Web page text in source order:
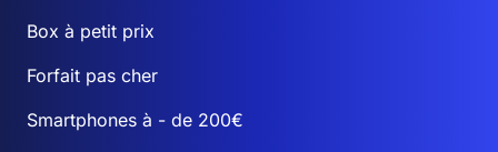
Box à petit prix
Forfait pas cher
Smartphones à - de 200€